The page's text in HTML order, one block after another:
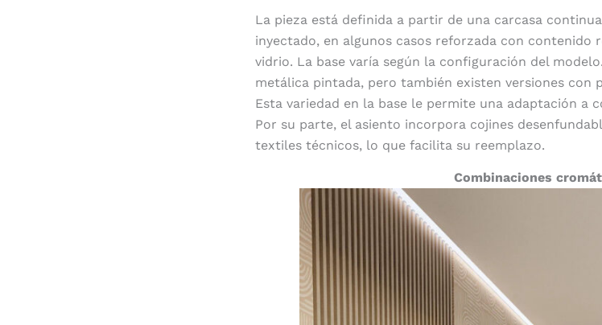
La pieza está definida a partir de una carcasa
inyectado, en algunos casos reforzada con contenido
vidrio. La base varía según la configuración del
metálica pintada, pero también existen versiones con
Esta variedad en la base le permite una adaptación a
Por su parte, el asiento incorpora cojines
textiles técnicos, lo que facilita su reemplazo.
Combinaciones